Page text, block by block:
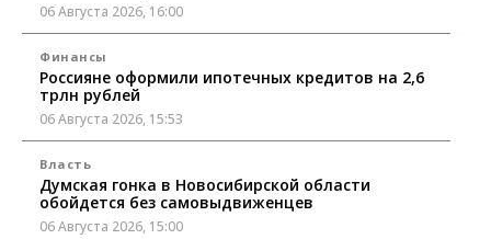
06 Августа 2026, 16:00
Финансы
Россияне оформили ипотечных кредитов на 2,6
трлн рублей
06 Августа 2026, 15:53
Власть
Думская гонка в Новосибирской области
обойдется без самовыдвиженцев
06 Августа 2026, 15:00